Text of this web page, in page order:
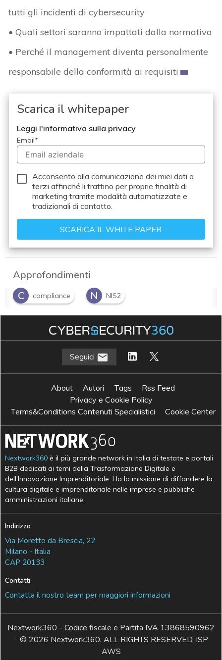
tutti gli incidenti di cybersecurity
• Quali settori saranno impattati dalla normativa
• Perché il management diventa personalmente
responsabile della conformità ai requisiti
Scarica il whitepaper
Leggi l'informativa sulla privacy
Email*
Acconsento alla comunicazione dei miei dati a
terzi affinché li trattino per proprie finalità di
marketing tramite modalità automatizzate e
tradizionali di contatto.
Approfondimenti
C
compliance N NIS2
Seguici
About Autori Tags
Rss Feed
Privacy e Cookie Policy
Terms&Conditions Contenuti Specialistici
Cookie Center
Nextwork360 è il più grande network in Italia di testate e portali
B2B dedicati ai temi della Trasformazione Digitale e
dell’Innovazione Imprenditoriale. Ha la missione di diffondere la
cultura digitale e imprenditoriale nelle imprese e pubbliche
amministrazioni italiane.
Indirizzo
Via Moretto da Brescia, 22
Milano - Italia
CAP 20133
Contatti
Contatta il nostro team per maggiori informazioni
Nextwork360 - Codice fiscale e Partita IVA 13868590962
- © 2026 Nextwork360. ALL RIGHTS RESERVED. ISP
AWS